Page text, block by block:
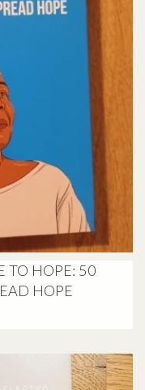
TO HOPE: 50
HOPE